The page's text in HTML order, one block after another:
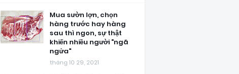
Mua sườn lợn, chọn
hàng trước hay hàng
sau thì ngon, sự thật
khiến nhiều người "ngã
ngửa"
tháng 10 29, 2021